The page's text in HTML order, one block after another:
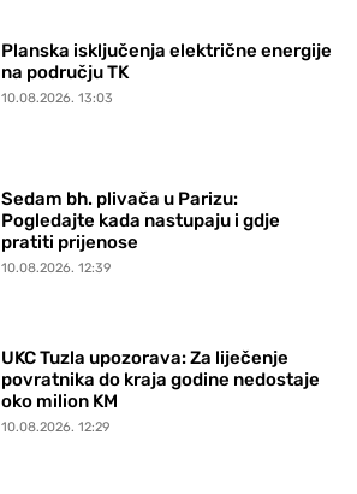
Planska isključenja električne energije
na području TK
10.08.2026. 13:03
Sedam bh. plivača u Parizu:
Pogledajte kada nastupaju i gdje
pratiti prijenose
10.08.2026. 12:39
UKC Tuzla upozorava: Za liječenje
povratnika do kraja godine nedostaje
oko milion KM
10.08.2026. 12:29